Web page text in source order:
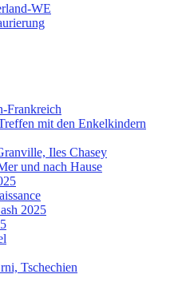
WE
Frankreich
mit den Enkelkindern
Iles Chasey
und nach Hause
2025
Tschechien